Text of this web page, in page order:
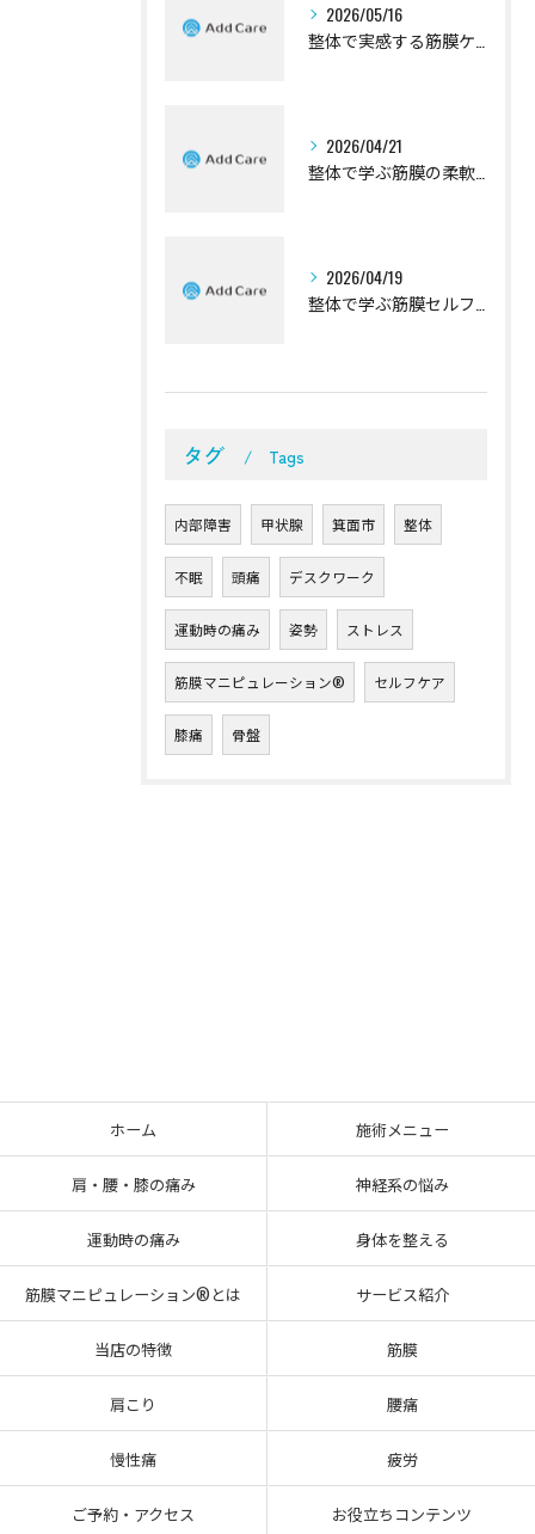
2026/05/16
2026/04/21
2026/04/19
タグ Tags
内部障害 甲状腺 箕面市 整体
不眠 頭痛 デスクワーク
運動時の痛み 姿勢 ストレス
筋膜マニピュレーション®︎ セルフケア
膝痛 骨盤
ホーム 施術メニュー
肩・腰・膝の痛み 神経系の悩み
運動時の痛み 身体を整える
筋膜マニピュレーション®とは サービス紹介
当店の特徴 筋膜
肩こり 腰痛
慢性痛 疲労
ご予約・アクセス お役立ちコンテンツ